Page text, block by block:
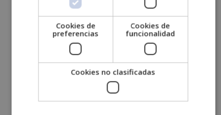
noviembre 2021
octubre 2021
septiembre 2021
mayo 2021
Cookies de
preferencias
Cookies de
funcionalidad
Cookies no clasificadas